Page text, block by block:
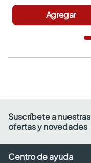
Agregar
Suscríbete a nuestras
ofertas y novedades
Centro de ayuda